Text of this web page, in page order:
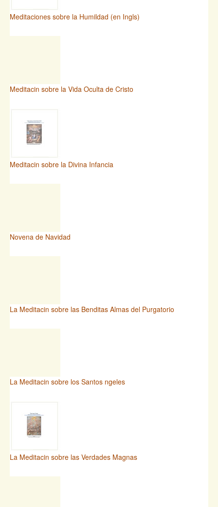
Meditaciones sobre la Humildad (en Ingls)
Meditacin sobre la Vida Oculta de Cristo
Meditacin sobre la Divina Infancia
Novena de Navidad
La Meditacin sobre las Benditas Almas del Purgatorio
La Meditacin sobre los Santos ngeles
La Meditacin sobre las Verdades Magnas